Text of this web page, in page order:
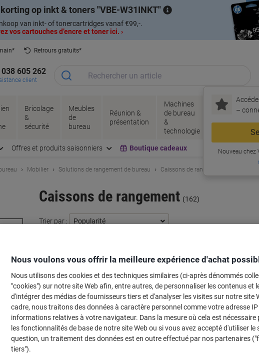
korting op inkt & toners VBE-W31INKT
van inkt- of tonercartridges vanaf €99,-.
vos cartouches d’encre et toner ici. ›
Retrours gratuits*
038 605 262
client
–
Nouveau chez
Bricolage
&
sécurité
Meubles
de
bureau
Réunion &
présentation
Machines
de bureau
&
technologie
Encres
&
Offres et produits saisonniers Boutique cadeaux
Mobilier Solutions de rangement de bureau Caissons de rangement
Caissons de rangement (162)
Trier par :
Chez Viking, nous sommes fiers de proposer une vaste sélection de
bureaux à domicile. Ils sont disponibles dans un large éventail de
différentes couleurs élégantes allant de l’érable au hêtre en passant
certain de trouver la finition idéale pour votre bureau.
Nous voulons vous offrir la meilleure expérience d'achat
Nous utilisons des cookies et des techniques similaires (ci-après dénommés
"cookies") sur notre site Web afin, entre autres, de personnaliser les contenus et
d'intégrer des médias de fournisseurs tiers et d'analyser les visites sur notre site
cadre, nous traitons des données à caractère personnel comme votre adresse IP
informations relatives à votre navigateur. Dans la mesure où cela est
les fonctionnalités de base de notre site Web ou si vous avez accepté d'utiliser le
question, un traitement des données est en outre effectué par nos partenaires
tiers").